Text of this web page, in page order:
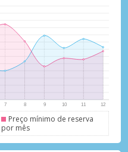
com eLink
Preço mínimo de reserva
por mês